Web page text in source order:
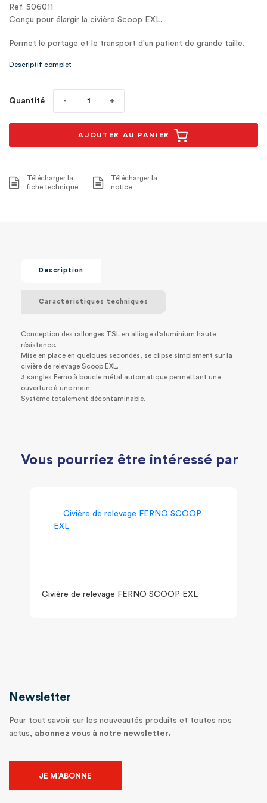
Ref. 506011
Conçu pour élargir la civière Scoop EXL.
Permet le portage et le transport d'un patient de grande taille.
Descriptif complet
Quantité
AJOUTER AU PANIER
Télécharger la
fiche technique
Télécharger la
notice
Description
Caractéristiques techniques
Conception des rallonges TSL en alliage d'aluminium haute
résistance.
Mise en place en quelques secondes, se clipse simplement sur la
civière de relevage Scoop EXL.
3 sangles Ferno à boucle métal automatique permettant une
ouverture à une main.
Système totalement décontaminable.
Vous pourriez être intéressé par
Civière de relevage FERNO SCOOP EXL
Newsletter
Pour tout savoir sur les nouveautés produits et toutes nos
actus, abonnez vous à notre newsletter.
JE M’ABONNE